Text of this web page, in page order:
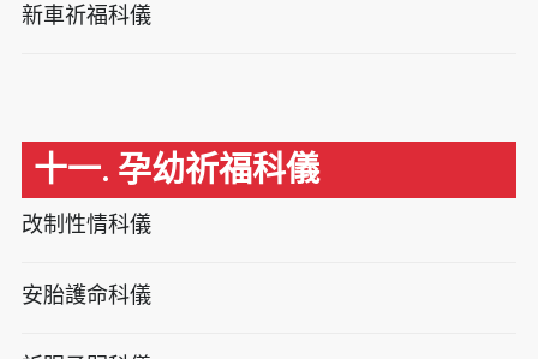
新車祈福科儀
十一. 孕幼祈福科儀
改制性情科儀
安胎護命科儀